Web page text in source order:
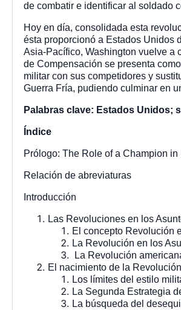
de combatir e identificar al soldado
Hoy en día, consolidada esta
ésta proporcionó a Estados Unidos
Asia-Pacífico, Washington vuelve a
de Compensación se presenta
militar con sus competidores y
Guerra Fría, pudiendo culminar en
Palabras clave: Estados Unidos;
Índice
Prólogo: The Role of a Champion
Relación de abreviaturas
Introducción
Las Revoluciones en los
El concepto Revolución
La Revolución en los
La Revolución
El nacimiento de la
Los límites del estilo
La Segunda Estrategia
La búsqueda del